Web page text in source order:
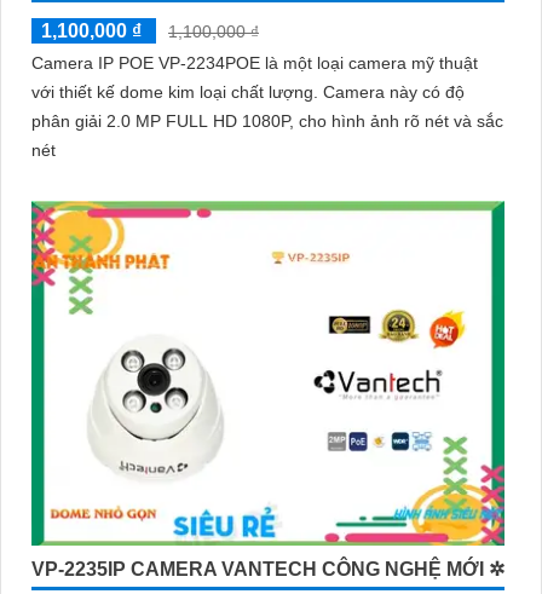
1,100,000 ₫
1,100,000 ₫
Camera IP POE VP-2234POE là một loại camera mỹ thuật
với thiết kế dome kim loại chất lượng. Camera này có độ
phân giải 2.0 MP FULL HD 1080P, cho hình ảnh rõ nét và sắc
nét
VP-2235IP CAMERA VANTECH CÔNG NGHỆ MỚI ✲